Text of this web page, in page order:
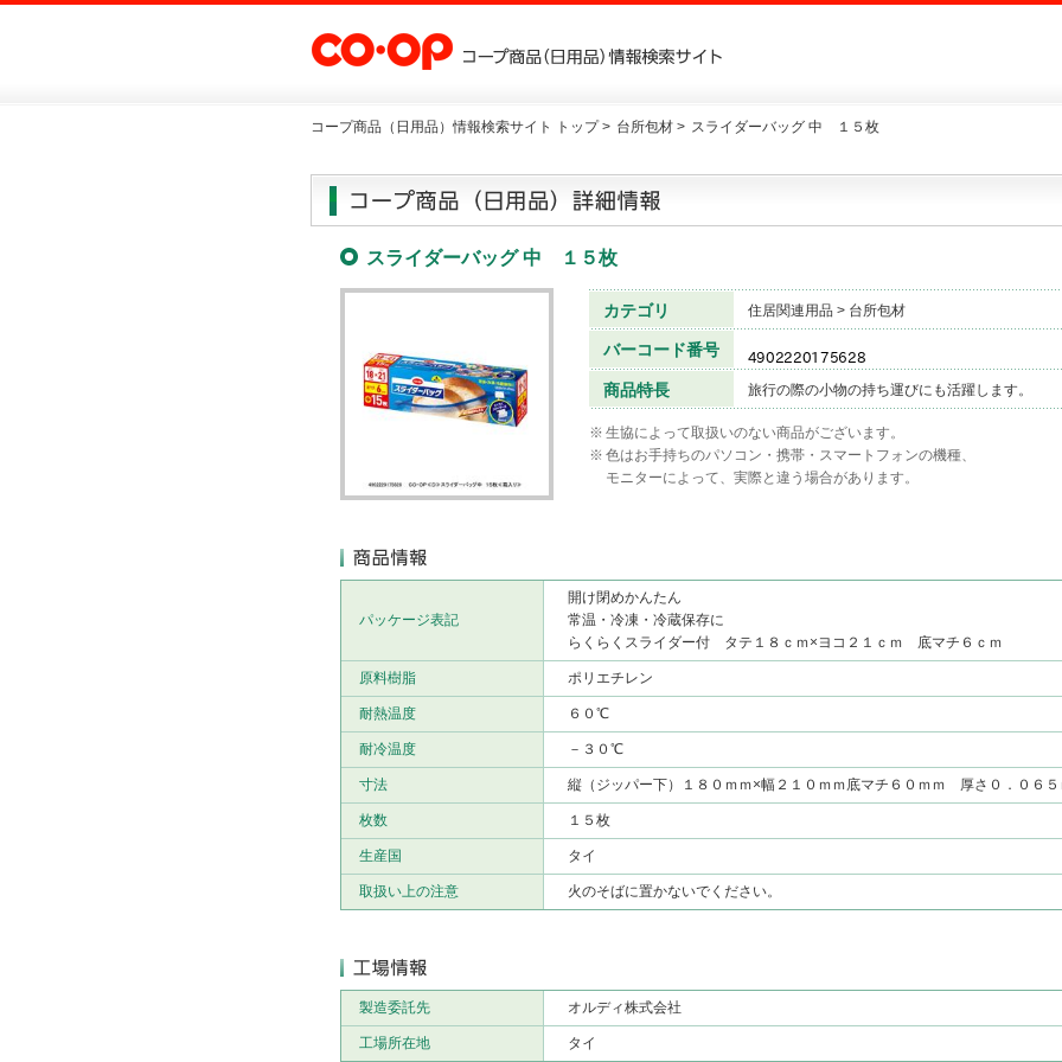
コープ商品（日用品）情報検索サイト トップ > 台所包材 > スライダーバッグ 中 １５枚
スライダーバッグ 中 １５枚
カテゴリ 住居関連用品 > 台所包材
バーコード番号
商品特長 旅行の際の小物の持ち運びにも活躍します。
※ 生協によって取扱いのない商品がございます。
※ 色はお手持ちのパソコン・携帯・スマートフォンの機種、
モニターによって、実際と違う場合があります。
パッケージ表記
開け閉めかんたん
常温・冷凍・冷蔵保存に
らくらくスライダー付 タテ１８ｃｍ×ヨコ２１ｃｍ 底マチ６ｃｍ
原料樹脂 ポリエチレン
耐熱温度 ６０℃
耐冷温度 －３０℃
寸法 縦（ジッパー下）１８０ｍｍ×幅２１０ｍｍ底マチ６０ｍｍ 厚さ０．０６５
枚数 １５枚
生産国 タイ
取扱い上の注意 火のそばに置かないでください。
製造委託先 オルディ株式会社
工場所在地 タイ